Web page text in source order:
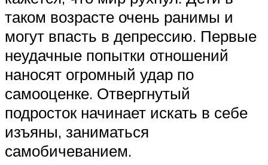
таком возрасте очень ранимы и
могут впасть в депрессию. Первые
неудачные попытки отношений
наносят огромный удар по
самооценке. Отвергнутый
подросток начинает искать в себе
изъяны, заниматься
самобичеванием.